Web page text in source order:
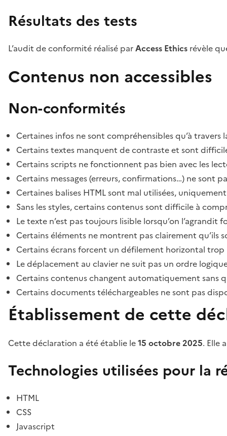
Résultats des tests
L’audit de conformité réalisé parAccess Ethics révèle
Contenus non accessibles
Non-conformités
Certaines infos ne sont compréhensibles qu’à travers
Certains textes manquent de contraste et sont
Certains scripts ne fonctionnent pas bien avec les
Certains messages (erreurs, confirmations…) ne sont
Certaines balises HTML sont mal utilisées,
Sans les styles, certains contenus sont difficile à
Le texte n’est pas toujours lisible lorsqu’on l’agrandit
Certains éléments ne montrent pas clairement qu’ils
Certains écrans forcent un défilement horizontal
Le déplacement au clavier ne suit pas un ordre
Certains contenus changent automatiquement sans
Certains documents téléchargeables ne sont pas
Établissement de cette
Cette déclaration a été établie le15 octobre 2025. Elle
Technologies utilisées pour la
HTML
CSS
Javascript